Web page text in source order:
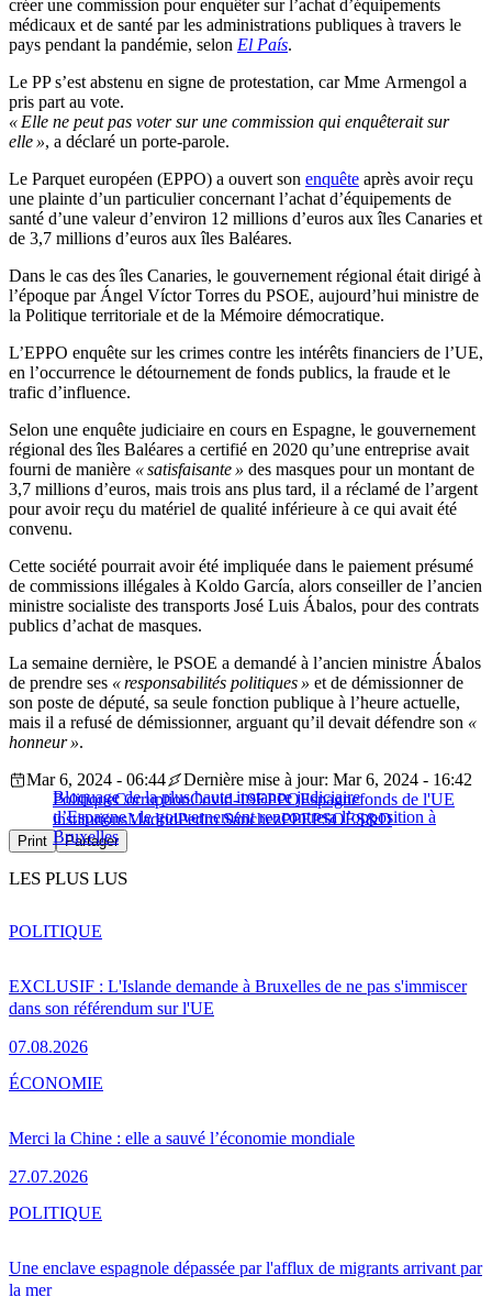
créer une commission pour enquêter sur l’achat d’équipements
médicaux et de santé par les administrations publiques à travers le
pays pendant la pandémie, selon El País.
Le PP s’est abstenu en signe de protestation, car Mme Armengol a
pris part au vote.
« Elle ne peut pas voter sur une commission qui enquêterait sur
elle », a déclaré un porte-parole.
Le Parquet européen (EPPO) a ouvert son enquête après avoir reçu
une plainte d’un particulier concernant l’achat d’équipements de
santé d’une valeur d’environ 12 millions d’euros aux îles Canaries et
de 3,7 millions d’euros aux îles Baléares.
Dans le cas des îles Canaries, le gouvernement régional était dirigé à
l’époque par Ángel Víctor Torres du PSOE, aujourd’hui ministre de
la Politique territoriale et de la Mémoire démocratique.
L’EPPO enquête sur les crimes contre les intérêts financiers de l’UE,
en l’occurrence le détournement de fonds publics, la fraude et le
trafic d’influence.
Selon une enquête judiciaire en cours en Espagne, le gouvernement
régional des îles Baléares a certifié en 2020 qu’une entreprise avait
fourni de manière « satisfaisante » des masques pour un montant de
3,7 millions d’euros, mais trois ans plus tard, il a réclamé de l’argent
pour avoir reçu du matériel de qualité inférieure à ce qui avait été
convenu.
Cette société pourrait avoir été impliquée dans le paiement présumé
de commissions illégales à Koldo García, alors conseiller de l’ancien
ministre socialiste des transports José Luis Ábalos, pour des contrats
publics d’achat de masques.
La semaine dernière, le PSOE a demandé à l’ancien ministre Ábalos
de prendre ses « responsabilités politiques » et de démissionner de
son poste de député, sa seule fonction publique à l’heure actuelle,
mais il a refusé de démissionner, arguant qu’il devait défendre son «
honneur ».
Bloquage de la plus haute instance judiciaire
d’Espagne : le gouvernement rencontrera l’opposition à
Bruxelles
Mar 6, 2024 - 06:44
Dernière mise à jour: Mar 6, 2024 - 16:42
PolitiqueCorruptionCovid-19EPPOEspagnefonds de l'UE
institutionsMadridPedro SánchezPPEPSOES&D
Print Partager
LES PLUS LUS
EXCLUSIF : L'Islande demande à Bruxelles de ne pas s'immiscer
dans son référendum sur l'UE
07.08.2026
POLITIQUE
Merci la Chine : elle a sauvé l’économie mondiale
27.07.2026
ÉCONOMIE
Une enclave espagnole dépassée par l'afflux de migrants arrivant par
la mer
POLITIQUE